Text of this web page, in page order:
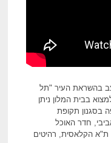
בהשראת העיר "תל
בבית המלון ניתן
בסגנון תקופת
חדר האוכל
ת"א הקלאסית, רהיטים